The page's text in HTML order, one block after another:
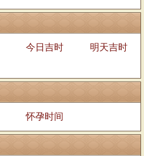
今日吉时
明天吉时
怀孕时间